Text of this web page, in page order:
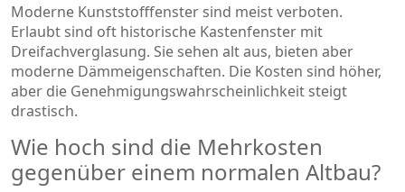
Moderne Kunststofffenster sind meist verboten.
Erlaubt sind oft historische Kastenfenster mit
Dreifachverglasung. Sie sehen alt aus, bieten aber
moderne Dämmeigenschaften. Die Kosten sind höher,
aber die Genehmigungswahrscheinlichkeit steigt
drastisch.
Wie hoch sind die Mehrkosten
gegenüber einem normalen Altbau?